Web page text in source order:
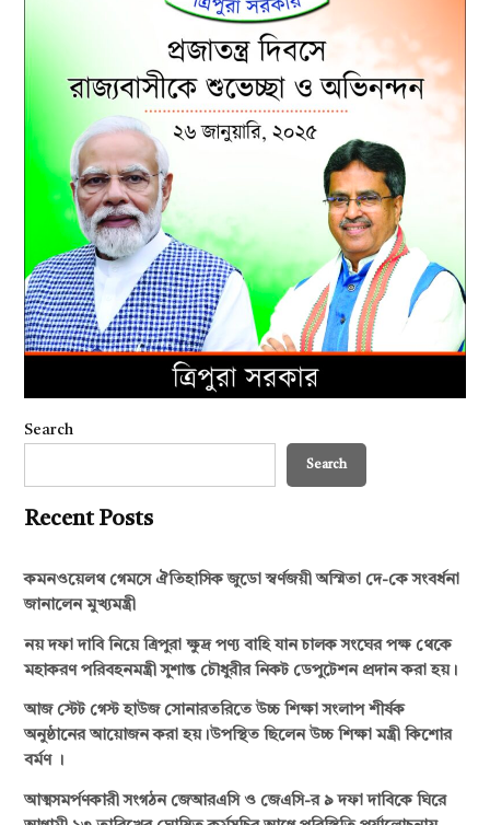
Search
Search
Recent Posts
কমনওয়েলথ গেমসে ঐতিহাসিক জুডো স্বর্ণজয়ী অস্মিতা দে-কে সংবর্ধনা
জানালেন মুখ্যমন্ত্রী
নয় দফা দাবি নিয়ে ত্রিপুরা ক্ষুদ্র পণ্য বাহি যান চালক সংঘের পক্ষ থেকে
মহাকরণ পরিবহনমন্ত্রী সুশান্ত চৌধুরীর নিকট ডেপুটেশন প্রদান করা হয়।
আজ স্টেট গেস্ট হাউজ সোনারতরিতে উচ্চ শিক্ষা সংলাপ শীর্ষক
অনুষ্ঠানের আয়োজন করা হয়।উপস্থিত ছিলেন উচ্চ শিক্ষা মন্ত্রী কিশোর
বর্মণ ।
আত্মসমর্পণকারী সংগঠন জেআরএসি ও জেএসি-র ৯ দফা দাবিকে ঘিরে